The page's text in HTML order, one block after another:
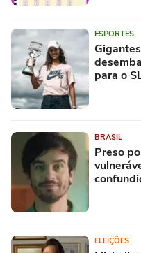
ESPORTES
para o
BRASIL
Preso
ELEIÇÕES